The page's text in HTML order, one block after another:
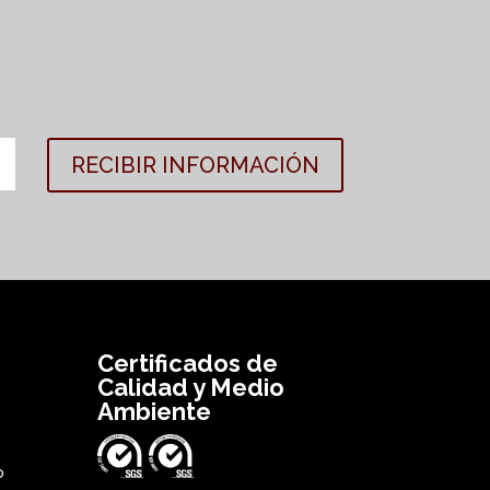
RECIBIR INFORMACIÓN
Certificados de
Calidad y Medio
Ambiente